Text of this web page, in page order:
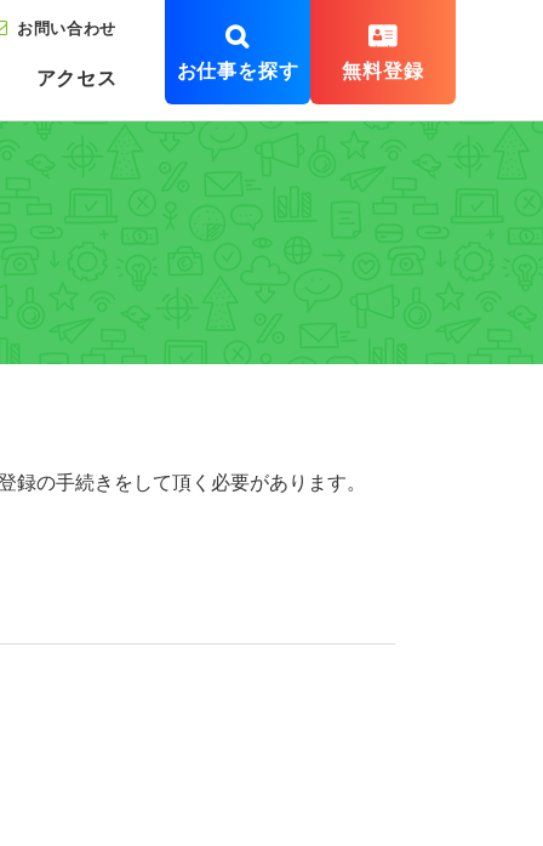
アクセス
お問い合わせ
お仕事を探す 無料登録
の手続きをして頂く必要があります。